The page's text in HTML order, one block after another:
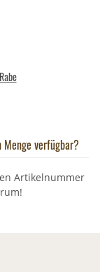
verfügbar?
Artikelnummer